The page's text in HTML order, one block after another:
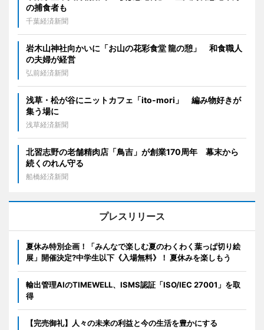
の捕食者も
千葉経済新聞
岩木山神社向かいに「お山の花彩食堂 龍の憩」 和食職人
の夫婦が経営
弘前経済新聞
浅草・松が谷にニットカフェ「ito-mori」 編み物好きが
集う場に
浅草経済新聞
北習志野の老舗精肉店「鳥吉」が創業170周年 幕末から
続くのれん守る
船橋経済新聞
プレスリリース
夏休み特別企画！「みんなで楽しむ夏のわくわく葉っぱ切り絵
展」開催決定?中学生以下《入場無料》！ 夏休みを楽しもう
輸出管理AIのTIMEWELL、ISMS認証「ISO/IEC 27001」を取
得
【完売御礼】人々の未来の利益と今の生活を豊かにする